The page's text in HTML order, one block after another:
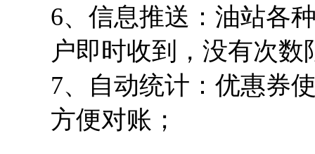
6、信息推送：油站各
户即时收到，没有次数
7、自动统计：优惠券
方便对账；